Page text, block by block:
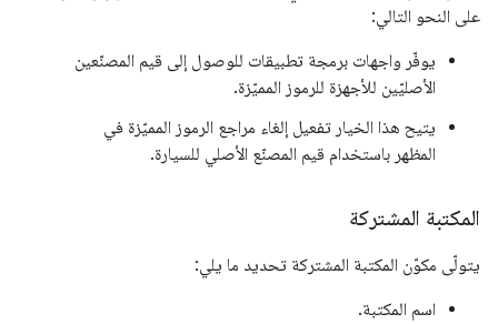
على النحو التالي:
يوفّر واجهات برمجة تطبيقات للوصول إلى قيم المصنّعين
الأصليّين للأجهزة للرموز المميّزة.
يتيح هذا الخيار تفعيل إلغاء مراجع الرموز المميّزة في
المظهر باستخدام قيم المصنّع الأصلي للسيارة.
المكتبة المشتركة
يتولّى مكوّن المكتبة المشتركة تحديد ما يلي:
اسم المكتبة.